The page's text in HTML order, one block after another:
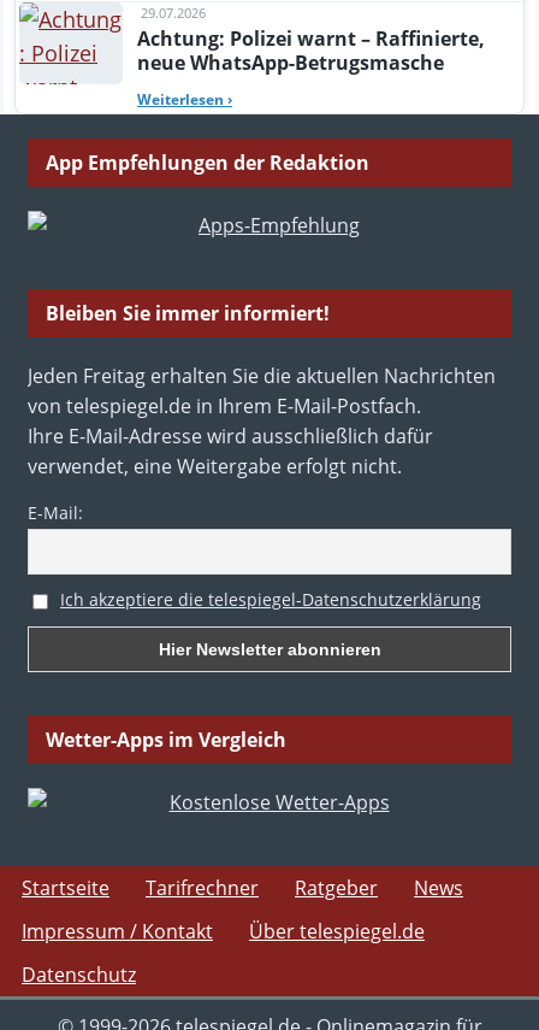
29.07.2026
Achtung: Polizei warnt – Raffinierte,
neue WhatsApp-Betrugsmasche
Weiterlesen ›
App Empfehlungen der Redaktion
Bleiben Sie immer informiert!
Jeden Freitag erhalten Sie die aktuellen Nachrichten
von telespiegel.de in Ihrem E-Mail-Postfach.
Ihre E-Mail-Adresse wird ausschließlich dafür
verwendet, eine Weitergabe erfolgt nicht.
E-Mail:
Ich akzeptiere die telespiegel-Datenschutzerklärung
Wetter-Apps im Vergleich
Startseite Tarifrechner Ratgeber
News
Impressum / Kontakt
Über telespiegel.de
Datenschutz